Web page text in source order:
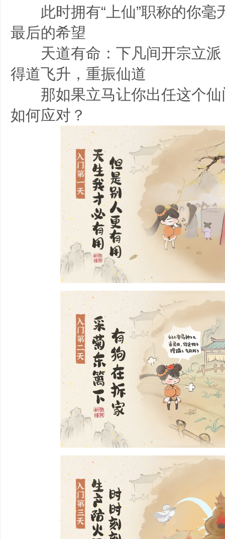
此时拥有“上仙”职称的你毫
最后的希望
天道有命：下凡间开宗立派
得道飞升，重振仙道
那如果立马让你出任这个仙
如何应对？